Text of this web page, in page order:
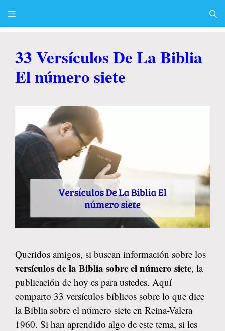
33 Versículos De La Biblia
El número siete
Queridos amigos, si buscan información sobre los
versículos de la Biblia sobre el número siete, la
publicación de hoy es para ustedes. Aquí
comparto 33 versículos bíblicos sobre lo que dice
la Biblia sobre el número siete en Reina-Valera
1960. Si han aprendido algo de este tema, si les